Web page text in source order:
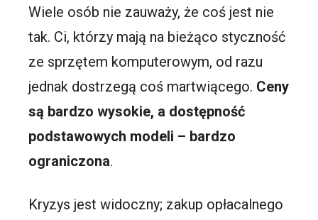
Wiele osób nie zauważy, że coś jest nie
tak. Ci, którzy mają na bieżąco styczność
ze sprzętem komputerowym, od razu
jednak dostrzegą coś martwiącego. Ceny
są bardzo wysokie, a dostępność
podstawowych modeli – bardzo
ograniczona.
Kryzys jest widoczny; zakup opłacalnego